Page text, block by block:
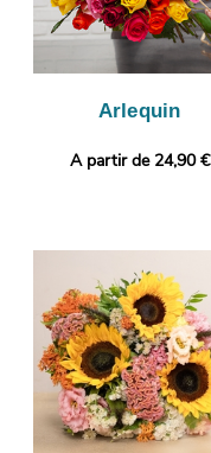
Arlequin
A partir de 24,90 €